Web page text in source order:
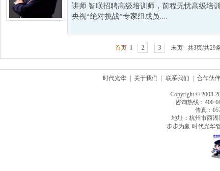
讲师 智联招聘高级培训师，前程无忧高级培
央视“绝对挑战”专家组成员....
首页 1 2 3 末页 共3页/共29
时代光华 关于我们 联系我们 合作伙伴
Copyright © 2003-
咨询热线：400-
传真：
地址：杭州市西
步步为赢-时代光华